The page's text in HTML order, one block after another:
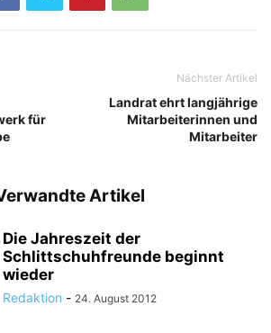
für
Nächster Artikel
Landrat ehrt langjährige
Mitarbeiterinnen und
Mitarbeiter
Artikel
Die Jahreszeit der
Schlittschuhfreunde beginnt
wieder
Redaktion - 24. August 2012